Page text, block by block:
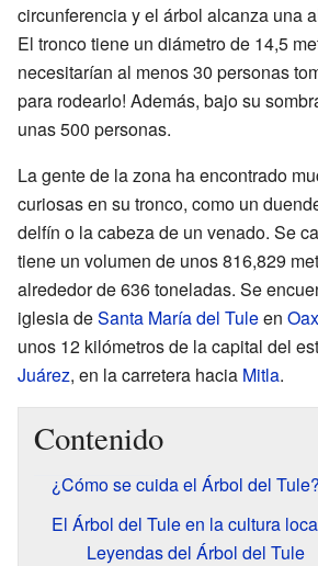
circunferencia y el árbol alcanza una
El tronco tiene un diámetro de 14,5
necesitarían al menos 30 personas
para rodearlo! Además, bajo su
unas 500 personas.
La gente de la zona ha encontrado
curiosas en su tronco, como un
delfín o la cabeza de un venado. Se
tiene un volumen de unos 816,829
alrededor de 636 toneladas. Se
iglesia deSanta María del Tuleen
unos 12 kilómetros de la capital del
Juárez, en la carretera hacia Mitla.
Contenido
¿Cómo se cuida el Árbol del Tule?
El Árbol del Tule en la cultura
Leyendas del Árbol del Tule